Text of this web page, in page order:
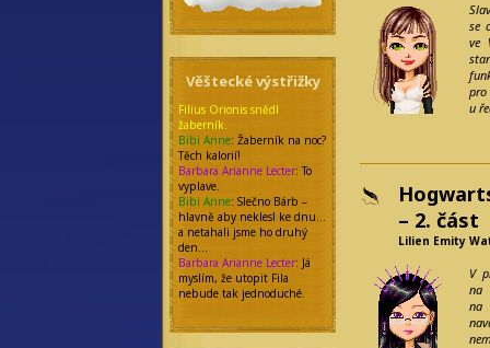
Věštecké výstřižky
Filius Orionis snědl
žaberník.
Bibi Anne: Žaberník na noc?
Těch kalorií!
Barbara Arianne Lecter: To
vyplave.
Bibi Anne: Slečno Bárb –
hlavně aby neklesl ke dnu…
a netahali jsme ho druhý
den…
Barbara Arianne Lecter: Já
myslím, že utopit Fila
nebude tak jednoduché.
se
ve
u
– 2. část
Lilien Emity
V
na
na